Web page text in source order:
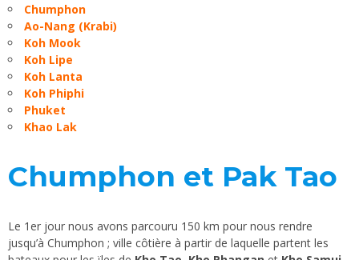
Chumphon
Ao-Nang (Krabi)
Koh Mook
Koh Lipe
Koh Lanta
Koh Phiphi
Phuket
Khao Lak
Chumphon et Pak Tao
Le 1er jour nous avons parcouru 150 km pour nous rendre
jusqu’à Chumphon ; ville côtière à partir de laquelle partent les